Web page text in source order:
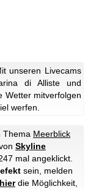
unseren Livecams
di Alliste und
Wetter mitverfolgen
werfen.
Thema Meerblick
Skyline
mal angeklickt.
sein, melden
hierdie Möglichkeit,